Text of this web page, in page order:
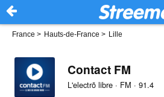
France > Hauts-de-France > Lille
Contact FM
L'electrõ libre · FM · 91.4